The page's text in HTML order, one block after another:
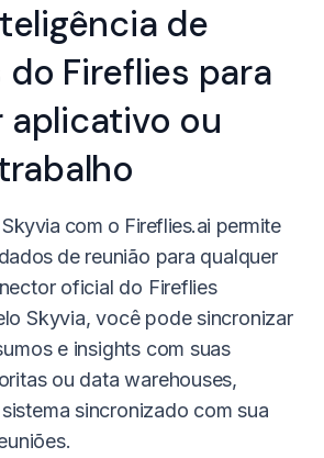
de
Fireflies para
aplicativo ou
com o Fireflies.ai permite
de reunião para qualquer
oficial do Fireflies
Skyvia, você pode sincronizar
e insights com suas
ou data warehouses,
sincronizado com sua